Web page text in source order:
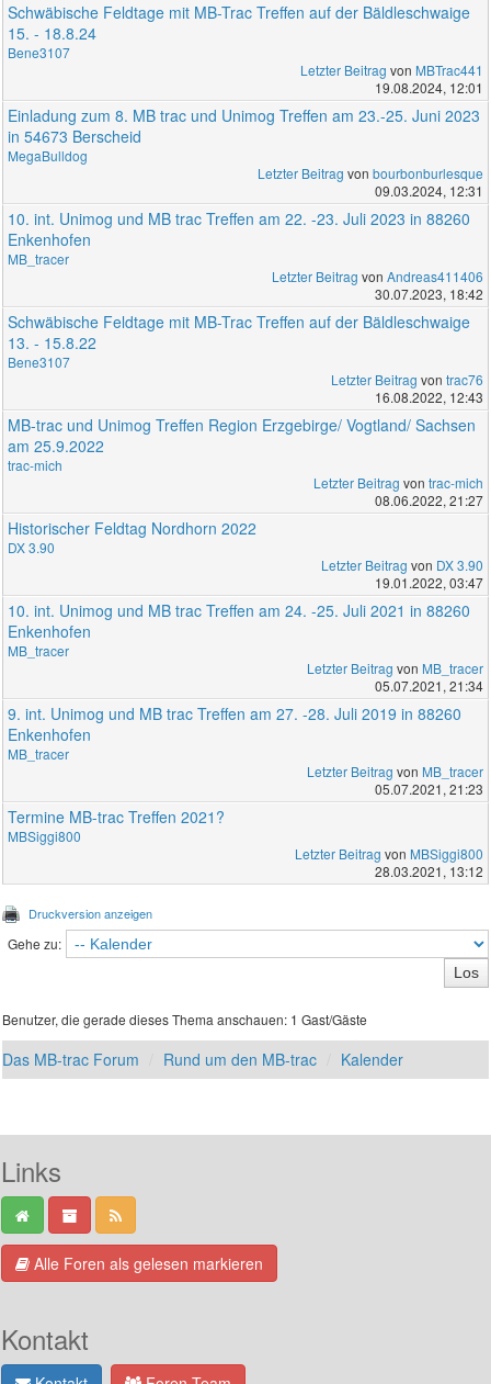
Schwäbische Feldtage mit MB-Trac Treffen auf der Bäldleschwaige
15. - 18.8.24
Bene3107
Letzter Beitrag von MBTrac441
19.08.2024, 12:01
Einladung zum 8. MB trac und Unimog Treffen am 23.-25. Juni 2023
in 54673 Berscheid
MegaBulldog
Letzter Beitrag von bourbonburlesque
09.03.2024, 12:31
10. int. Unimog und MB trac Treffen am 22. -23. Juli 2023 in 88260
Enkenhofen
MB_tracer
Letzter Beitrag von Andreas411406
30.07.2023, 18:42
Schwäbische Feldtage mit MB-Trac Treffen auf der Bäldleschwaige
13. - 15.8.22
Bene3107
Letzter Beitrag von trac76
16.08.2022, 12:43
MB-trac und Unimog Treffen Region Erzgebirge/ Vogtland/ Sachsen
am 25.9.2022
trac-mich
Letzter Beitrag von trac-mich
08.06.2022, 21:27
Historischer Feldtag Nordhorn 2022
DX 3.90
Letzter Beitrag von DX 3.90
19.01.2022, 03:47
10. int. Unimog und MB trac Treffen am 24. -25. Juli 2021 in 88260
Enkenhofen
MB_tracer
Letzter Beitrag von MB_tracer
05.07.2021, 21:34
9. int. Unimog und MB trac Treffen am 27. -28. Juli 2019 in 88260
Enkenhofen
MB_tracer
Letzter Beitrag von MB_tracer
05.07.2021, 21:23
Termine MB-trac Treffen 2021?
MBSiggi800
Letzter Beitrag von MBSiggi800
28.03.2021, 13:12
Druckversion anzeigen
Gehe zu:
Benutzer, die gerade dieses Thema anschauen: 1 Gast/Gäste
Das MB-trac Forum Rund um den MB-trac Kalender
Links
Alle Foren als gelesen markieren
Kontakt